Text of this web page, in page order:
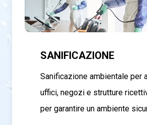
SANIFICAZIONE
Sanificazione ambientale per
uffici, negozi e strutture
per garantire un ambiente